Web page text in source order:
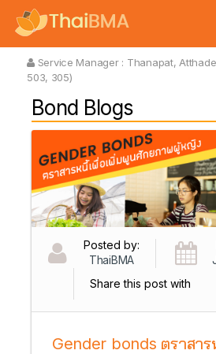
Service Manager : Thanapat,
503, 305)
Bond Blogs
Posted by:
ThaiBMA
Share this post with
Gender bonds ตราสา